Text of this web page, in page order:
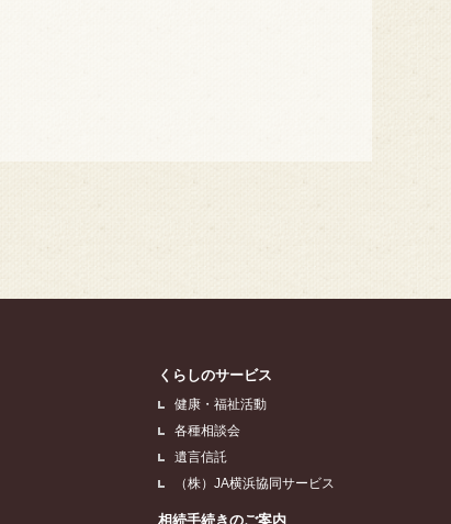
くらしのサービス
健康・福祉活動
各種相談会
遺言信託
（株）JA横浜協同サービス
相続手続きのご案内